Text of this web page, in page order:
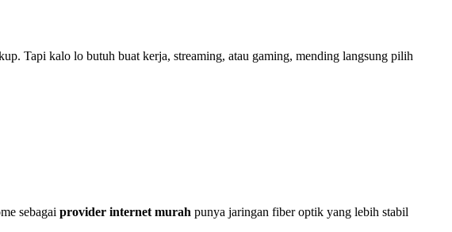
Tapi kalo lo butuh buat kerja, streaming, atau gaming, mending langsung pilih
sebagai provider internet murah punya jaringan fiber optik yang lebih stabil